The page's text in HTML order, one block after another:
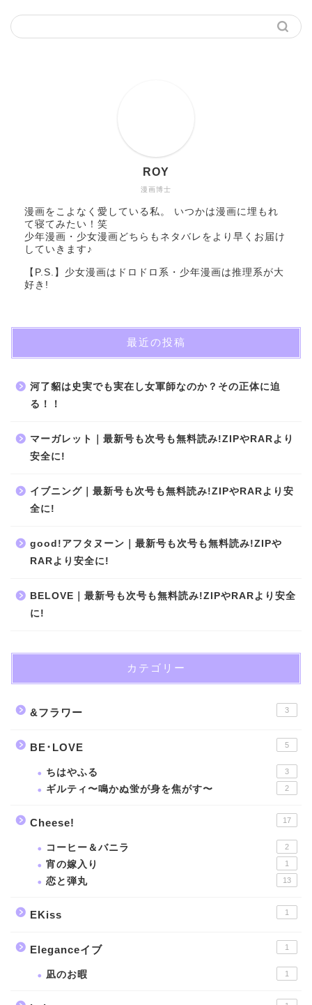
漫画博士
ROY
漫画をこよなく愛している私。 いつかは漫画に埋もれ
て寝てみたい！笑
少年漫画・少女漫画どちらもネタバレをより早くお届け
していきます♪
【P.S.】少女漫画はドロドロ系・少年漫画は推理系が大
好き!
最近の投稿
河了貂は史実でも実在し女軍師なのか？その正体に迫
る！！
マーガレット｜最新号も次号も無料読み!ZIPやRARより
安全に!
イブニング｜最新号も次号も無料読み!ZIPやRARより安
全に!
good!アフタヌーン｜最新号も次号も無料読み!ZIPや
RARより安全に!
BELOVE｜最新号も次号も無料読み!ZIPやRARより安全
に!
カテゴリー
&フラワー 3
BE･LOVE 5
ちはやふる 3
ギルティ〜鳴かぬ蛍が身を焦がす〜 2
Cheese! 17
コーヒー＆バニラ 2
宵の嫁入り 1
恋と弾丸 13
EKiss 1
Eleganceイブ 1
凪のお暇 1